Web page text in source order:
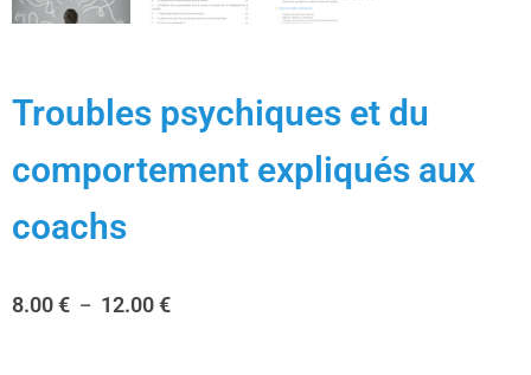
Troubles psychiques et du
comportement expliqués aux
coachs
8.00€ – 12.00€